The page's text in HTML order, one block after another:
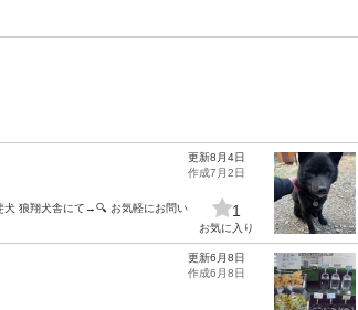
犬 狼翔犬舎にて→🔍 お気軽にお問い
更新8月4日
作成7月2日
1
お気に入り
更新6月8日
作成6月8日